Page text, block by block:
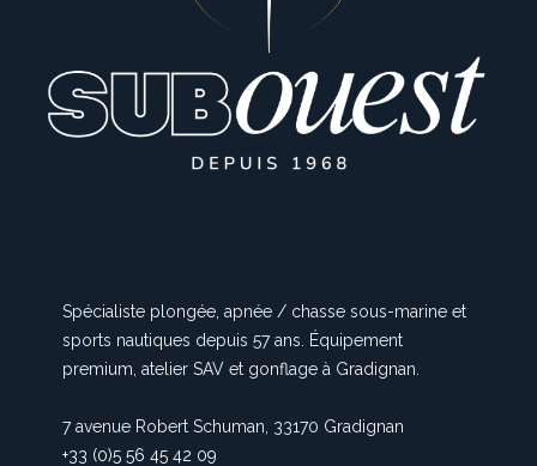
Spécialiste plongée, apnée / chasse sous-marine et
sports nautiques depuis 57 ans. Équipement
premium, atelier SAV et gonflage à Gradignan.
7 avenue Robert Schuman, 33170 Gradignan
+33 (0)5 56 45 42 09